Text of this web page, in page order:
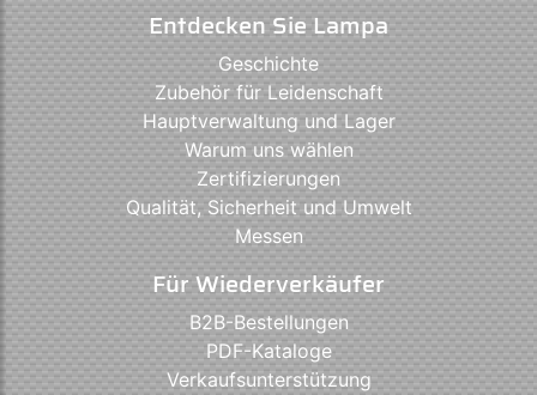
Entdecken Sie Lampa
Geschichte
Zubehör für Leidenschaft
Hauptverwaltung und Lager
Warum uns wählen
Zertifizierungen
Qualität, Sicherheit und Umwelt
Messen
Für Wiederverkäufer
B2B-Bestellungen
PDF-Kataloge
Verkaufsunterstützung